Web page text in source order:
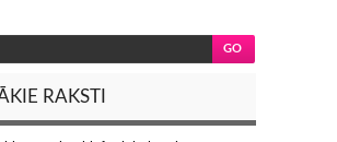
RAKSTI